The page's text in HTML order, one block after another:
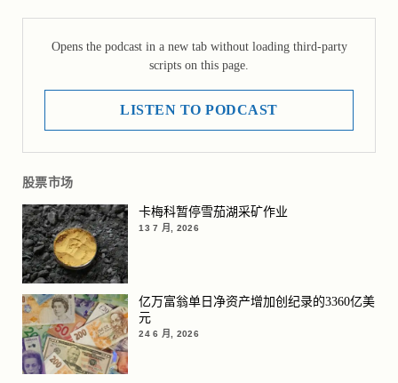
Opens the podcast in a new tab without loading third-party
scripts on this page.
LISTEN TO PODCAST
股票市场
卡梅科暂停雪茄湖采矿作业
13 7 月, 2026
亿万富翁单日净资产增加创纪录的3360亿美
元
24 6 月, 2026